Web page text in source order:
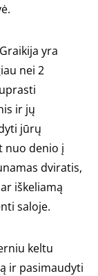
yra
nei 2
ir jų
jūrų
nuo denio į
dviratis,
iškeliamą
saloje.
keltu
ir pasimaudyti